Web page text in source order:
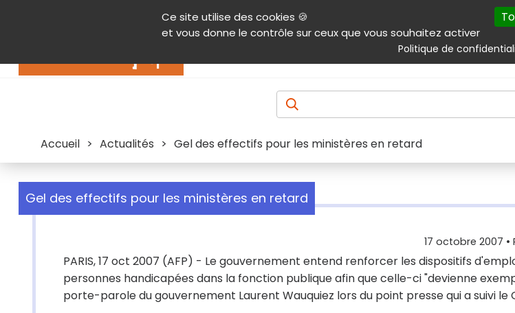
Ce site utilise des cookies 🍪
et vous donne le contrôle sur ceux que vous souhaitez activer
Politique de
Contenu Aide et accessibilité Menu principal
Produits & services Emploi
Accueil > Actualités > Gel des effectifs pour les ministères en retard
Gel des effectifs pour les ministères en retard
17 octobre 2007 •
PARIS, 17 oct 2007 (AFP) - Le gouvernement entend renforcer les dispositifs
personnes handicapées dans la fonction publique afin que celle-ci "devienne
porte-parole du gouvernement Laurent Wauquiez lors du point presse qui a suivi le